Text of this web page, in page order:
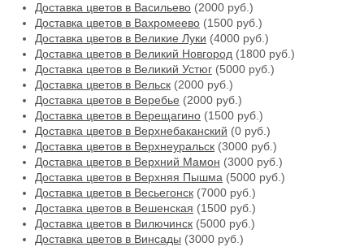
Доставка цветов в Васильево (2000 руб.)
Доставка цветов в Вахромеево (1500 руб.)
Доставка цветов в Великие Луки (4000 руб.)
Доставка цветов в Великий Новгород (1800 руб.)
Доставка цветов в Великий Устюг (5000 руб.)
Доставка цветов в Вельск (2000 руб.)
Доставка цветов в Веребье (2000 руб.)
Доставка цветов в Верещагино (1500 руб.)
Доставка цветов в Верхнебаканский (0 руб.)
Доставка цветов в Верхнеуральск (3000 руб.)
Доставка цветов в Верхний Мамон (3000 руб.)
Доставка цветов в Верхняя Пышма (5000 руб.)
Доставка цветов в Весьегонск (7000 руб.)
Доставка цветов в Вешенская (1500 руб.)
Доставка цветов в Вилючинск (5000 руб.)
Доставка цветов в Винсады (3000 руб.)